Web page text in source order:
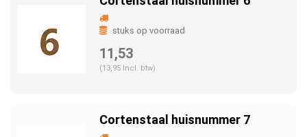
stuks op voorraad
11,53
(13,95 Incl. btw)
Cortenstaal huisnummer 7